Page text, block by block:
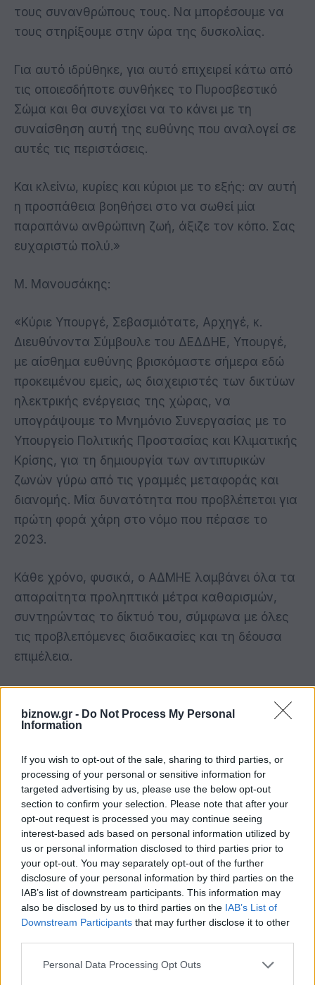
biznow.gr - Do Not Process My Personal
Information
If you wish to opt-out of the sale, sharing to third parties, or
processing of your personal or sensitive information for
targeted advertising by us, please use the below opt-out
section to confirm your selection. Please note that after your
opt-out request is processed you may continue seeing
interest-based ads based on personal information utilized by
us or personal information disclosed to third parties prior to
your opt-out. You may separately opt-out of the further
disclosure of your personal information by third parties on the
IAB’s list of downstream participants. This information may
also be disclosed by us to third parties on the IAB’s List of
Downstream Participants that may further disclose it to other
Personal Data Processing Opt Outs
τους συνανθρώπους τους. Να μπορέσουμε να
τους στηρίξουμε στην ώρα της δυσκολίας.
Για αυτό ιδρύθηκε, για αυτό επιχειρεί κάτω από
τις οποιεσδήποτε συνθήκες το Πυροσβεστικό
Σώμα και θα συνεχίσει να το κάνει με τη
συναίσθηση αυτή της ευθύνης που αναλογεί σε
αυτές τις περιστάσεις.
Και κλείνω, κυρίες και κύριοι με το εξής: αν αυτή
η προσπάθεια βοηθήσει στο να σωθεί μία
παραπάνω ανθρώπινη ζωή, άξιζε τον κόπο. Σας
ευχαριστώ πολύ.»
Μ. Μανουσάκης:
«Κύριε Υπουργέ, Σεβασμιότατε, Αρχηγέ, κ.
Διευθύνοντα Σύμβουλε του ΔΕΔΔΗΕ, Υπουργέ,
με αίσθημα ευθύνης βρισκόμαστε σήμερα εδώ
προκειμένου εμείς, ως διαχειριστές των δικτύων
ηλεκτρικής ενέργειας της χώρας, να
υπογράψουμε το Μνημόνιο Συνεργασίας με το
Υπουργείο Πολιτικής Προστασίας και Κλιματικής
Κρίσης, για τη δημιουργία των αντιπυρικών
ζωνών γύρω από τις γραμμές μεταφοράς και
διανομής. Μία δυνατότητα που προβλέπεται για
πρώτη φορά χάρη στο νόμο που πέρασε το
2023.
Κάθε χρόνο, φυσικά, ο ΑΔΜΗΕ λαμβάνει όλα τα
απαραίτητα προληπτικά μέτρα καθαρισμών,
συντηρώντας το δίκτυό του, σύμφωνα με όλες
τις προβλεπόμενες διαδικασίες και τη δέουσα
επιμέλεια.
στην οποία συνδράμαμε και την οποία
Συνεργασίας, ο ΑΔΜΗΕ θα πραγματοποιήσει
εργασίες αντιπυρικής προστασίας γύρω από τις
γραμμές μεταφοράς υψηλής και υπέρ υψηλής
τάσης, καλύπτοντας κατ’ αρχήν 9 χιλιόμετρα
σε 4 περιοχές που του έχει υποδείξει η
Πυροσβεστική ως πιο ευαίσθητες εντός Αττικής,
στον Υμηττό, στο Διόνυσο, στην Πεντέλη και
στην Πάρνηθα.
Οι εργασίες αυτές έχουν ήδη ξεκινήσει. Θα
μπορούμε για να ολοκληρωθούν ακόμη